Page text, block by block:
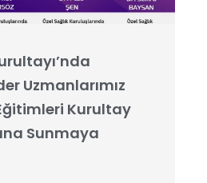
Uzmanlarımız
Kurultay
Sunmaya